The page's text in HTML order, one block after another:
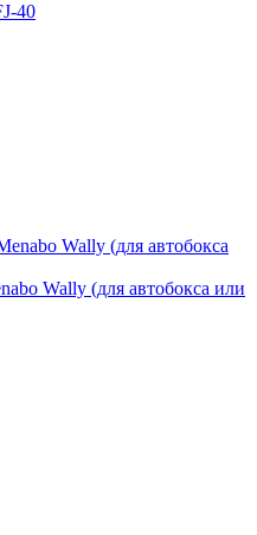
40
Wally (для автобокса или